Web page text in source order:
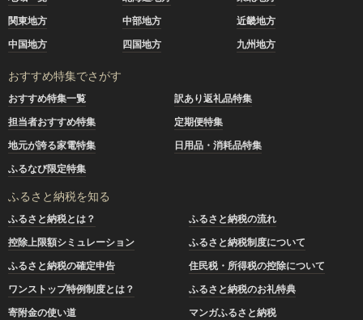
関東地方
中部地方
近畿地方
中国地方
四国地方 九州地方
おすすめ特集でさがす
おすすめ特集一覧
訳あり返礼品特集
担当者おすすめ特集
定期便特集
地元が誇る家電特集
日用品・消耗品特集
ふるなび限定特集
ふるさと納税を知る
ふるさと納税とは？
ふるさと納税の流れ
控除上限額シミュレーション
ふるさと納税制度について
ふるさと納税の確定申告
住民税・所得税の控除について
ワンストップ特例制度とは？
ふるさと納税のお礼特典
寄附金の使い道
マンガふるさと納税